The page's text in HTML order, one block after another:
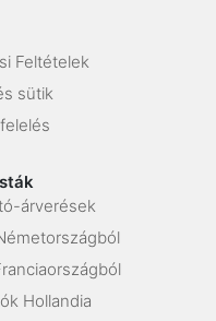
Feltételek
sütik
árverések
Hollandia